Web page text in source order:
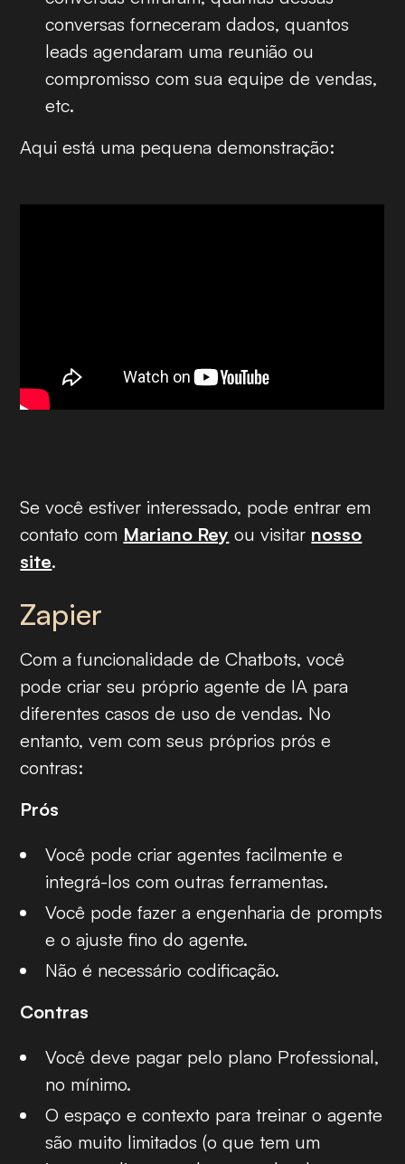
conversas forneceram dados, quantos
leads agendaram uma reunião ou
compromisso com sua equipe de vendas,
etc.
Aqui está uma pequena demonstração:
Se você estiver interessado, pode entrar em
contato com Mariano Rey ou visitar nosso
site.
Zapier
Com a funcionalidade de Chatbots, você
pode criar seu próprio agente de IA para
diferentes casos de uso de vendas. No
entanto, vem com seus próprios prós e
contras:
Prós
Você pode criar agentes facilmente e
integrá-los com outras ferramentas.
Você pode fazer a engenharia de prompts
e o ajuste fino do agente.
Não é necessário codificação.
Contras
Você deve pagar pelo plano Professional,
no mínimo.
O espaço e contexto para treinar o agente
são muito limitados (o que tem um